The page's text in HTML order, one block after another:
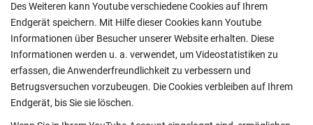
Des Weiteren kann Youtube verschiedene Cookies auf Ihrem
Endgerät speichern. Mit Hilfe dieser Cookies kann Youtube
Informationen über Besucher unserer Website erhalten. Diese
Informationen werden u. a. verwendet, um Videostatistiken zu
erfassen, die Anwenderfreundlichkeit zu verbessern und
Betrugsversuchen vorzubeugen. Die Cookies verbleiben auf Ihrem
Endgerät, bis Sie sie löschen.